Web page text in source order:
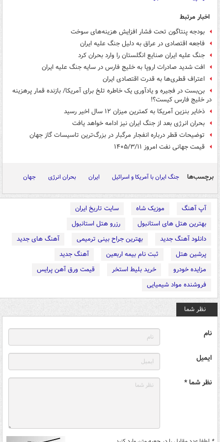
اخبار مرتبط
بودجه پنتاگون تحت فشار افزایش هزینه‌های سوخت
فاجعه اقتصادی در عراق به دلیل جنگ علیه ایران
جنگ علیه ایران صنایع انگلستان را وارد بحران کرد
افت شدید صادرات اروپا به خلیج فارس در سایه جنگ علیه ایران
اعتراف قطری‌ها به قدرت اقتصادی ایران
بن‌بست در فجیره و یادآوری یک خاطره تلخ برای آمریکا/ بازنده قمار پرهزینه
در خلیج فارس کیست؟!
ذخایر بنزین آمریکا به کمترین میزان ۱۲ سال اخیر رسید
بحران انرژی بعد از جنگ ایران نیز ادامه خواهد یافت
توضیحات قطر درباره انفجار مرگبار در بزرگ‌ترین تاسیسات گاز جهان
قیمت جهانی نفت امروز ۱۴۰۵/۳/۱۱
برچسب‌ها جنگ ایران با آمریکا و اسرائیل ایران بحران انرژی جهان
آپ آهنگ موزیک شاه
سایت تاریخ ایران
بهترین هتل های استانبول
رزرو هتل استانبول
دانلود آهنگ جدید
بهترین جراح بینی ترمیمی
آهنگ های جدید
پرشین هتل
ثبت نام بیمه اربعین
آهنگ جدید
مزایده خودرو
خرید بلیط استخر
قیمت ورق آهن پرایس
فروشنده مواد شیمیایی
نظر شما
نام
ایمیل
نظر شما *